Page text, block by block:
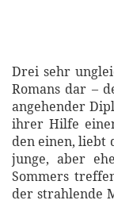
Drei sehr
Romans dar –
angehender
ihrer Hilfe
den einen, liebt
junge, aber
Sommers
der strahlende